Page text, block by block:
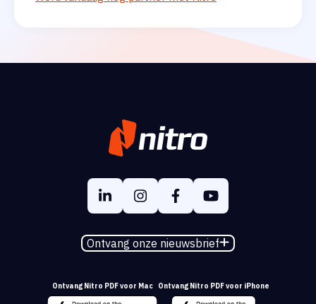
Ontvang onze nieuwsbrief
Ontvang Nitro PDF voor Mac Ontvang Nitro PDF voor iPhone